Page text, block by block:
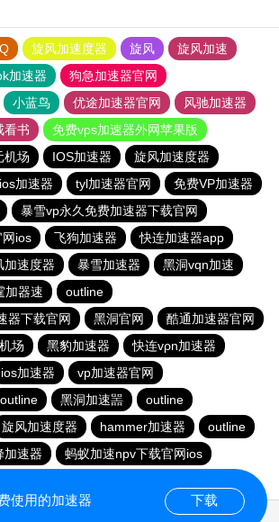
旋风加速度器 旋风
旋风加速
加速器
狗急加速器官网
小蓝鸟 优途加速器官网
风驰加速器
看书
免费vps加速器外网苹果版
机场 IOS加速器
旋风加速度器
ios加速器 tyl加速器官网
免费VP加速器
暴雪vp永久免费加速器下载官网
ios
飞狗加速器
快连加速器app
加速度器 暴雪加速器
黑洞vqn加速
加器速
outline
器下载官网
黑洞官网
酷通加速器官网
场 黑豹加速器
快连vρn加速器
ios加速器
vp加速器官网
outline 黑洞加速噐
outline
旋风加速度器 hammer加速器
outline
加速器
蚂蚁加速npv下载官网ios
使用的加速器 下载